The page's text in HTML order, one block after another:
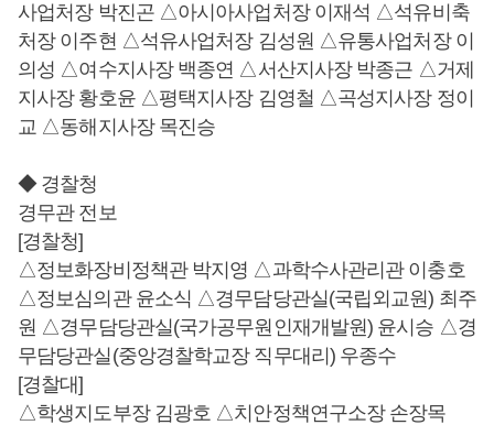
사업처장 박진곤 △아시아사업처장 이재석 △석유비축
처장 이주현 △석유사업처장 김성원 △유통사업처장 이
의성 △여수지사장 백종연 △서산지사장 박종근 △거제
지사장 황호윤 △평택지사장 김영철 △곡성지사장 정이
교 △동해지사장 목진승
◆ 경찰청
경무관 전보
[경찰청]
△정보화장비정책관 박지영 △과학수사관리관 이충호
△정보심의관 윤소식 △경무담당관실(국립외교원) 최주
원 △경무담당관실(국가공무원인재개발원) 윤시승 △경
무담당관실(중앙경찰학교장 직무대리) 우종수
[경찰대]
△학생지도부장 김광호 △치안정책연구소장 손장목